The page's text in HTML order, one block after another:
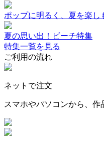
ポップに明るく、夏を楽し
夏の思い出！ビーチ特集
特集一覧を見る
ご利用の流れ
ネットで注文
スマホやパソコンから、作